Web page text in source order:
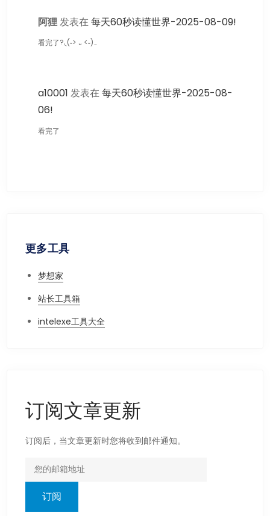
阿狸发表在每天60秒读懂世界-2025-08-09!
看完了?◟(˶> ᎑ <˶)…
a10001 发表在每天60秒读懂世界-2025-08-
06!
看完了
更多工具
梦想家
站长工具箱
intelexe工具大全
订阅文章更新
订阅后，当文章更新时您将收到邮件通知。
订阅